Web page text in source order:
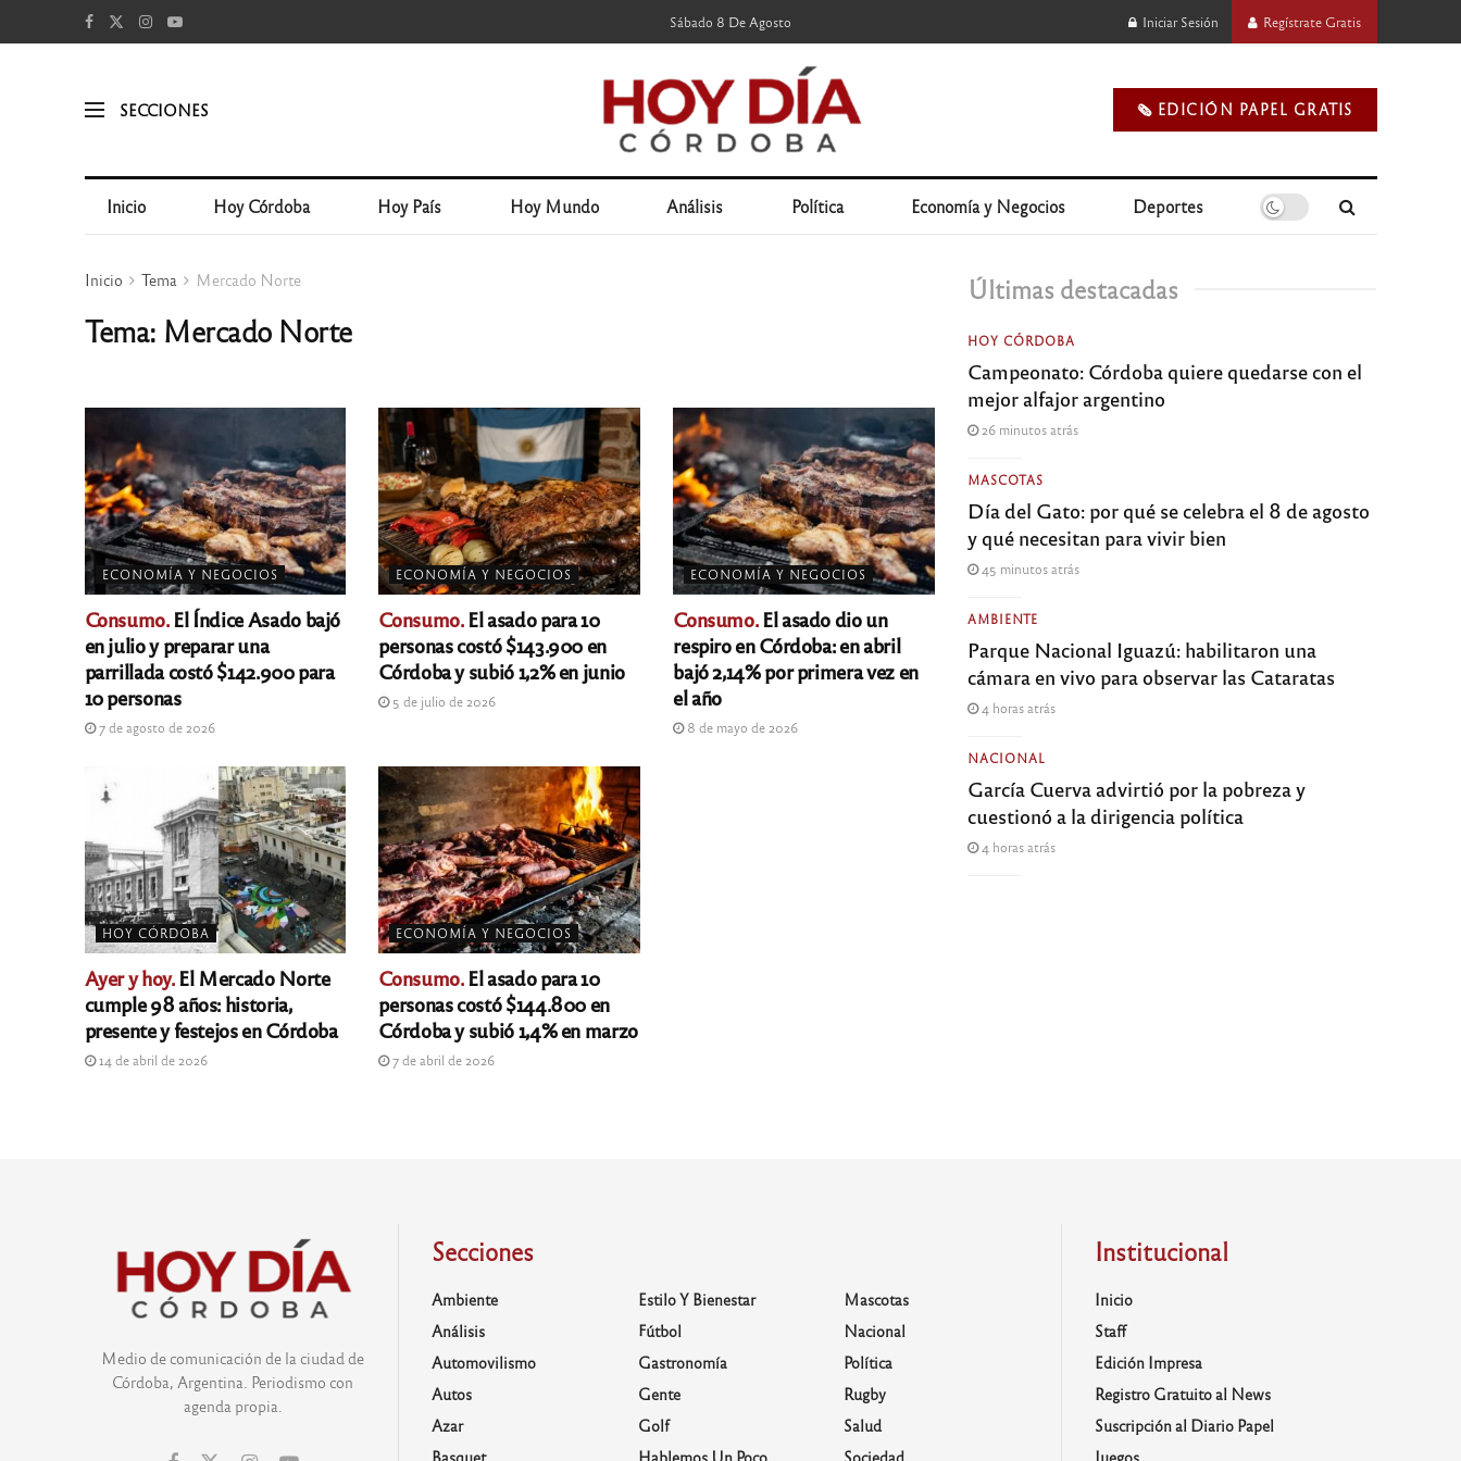
Sábado 8 De Agosto Iniciar Sesión Regístrate Gratis
SECCIONES 🗞️ EDICIÓN PAPEL GRATIS
Inicio Hoy Córdoba Hoy País Hoy Mundo Análisis Política Economía y Negocios Deportes
Inicio Tema Mercado Norte
Tema: Mercado Norte
ECONOMÍA Y NEGOCIOS
Consumo.El Índice Asado bajó
en julio y preparar una
parrillada costó $142.900 para
10 personas
7 de agosto de 2026
ECONOMÍA Y NEGOCIOS
Consumo.El asado para 10
personas costó $143.900 en
Córdoba y subió 1,2% en junio
5 de julio de 2026
ECONOMÍA Y NEGOCIOS
Consumo.El asado dio un
respiro en Córdoba: en abril
bajó 2,14% por primera vez en
el año
8 de mayo de 2026
HOY CÓRDOBA
Ayer y hoy.El Mercado Norte
cumple 98 años: historia,
presente y festejos en Córdoba
14 de abril de 2026
ECONOMÍA Y NEGOCIOS
Consumo.El asado para 10
personas costó $144.800 en
Córdoba y subió 1,4% en marzo
7 de abril de 2026
Últimas destacadas
HOY CÓRDOBA
Campeonato: Córdoba quiere quedarse con el
mejor alfajor argentino
26 minutos atrás
MASCOTAS
Día del Gato: por qué se celebra el 8 de agosto
y qué necesitan para vivir bien
45 minutos atrás
AMBIENTE
Parque Nacional Iguazú: habilitaron una
cámara en vivo para observar las Cataratas
4 horas atrás
NACIONAL
García Cuerva advirtió por la pobreza y
cuestionó a la dirigencia política
4 horas atrás
Medio de comunicación de la ciudad de
Córdoba, Argentina. Periodismo con
agenda propia.
Secciones
Ambiente
Análisis
Automovilismo
Autos
Azar
Estilo Y Bienestar
Fútbol
Gastronomía
Gente
Golf
Mascotas
Nacional
Política
Rugby
Salud
Institucional
Inicio
Staff
Edición Impresa
Registro Gratuito al News
Suscripción al Diario Papel